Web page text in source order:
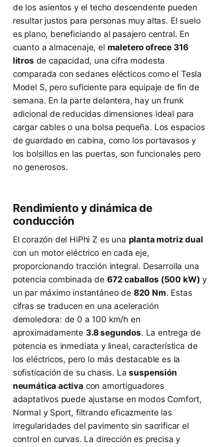
de los asientos y el techo descendente pueden
resultar justos para personas muy altas. El suelo
es plano, beneficiando al pasajero central. En
cuanto a almacenaje, el maletero ofrece 316
litros de capacidad, una cifra modesta
comparada con sedanes elécticos como el Tesla
Model S, pero suficiente para equipaje de fin de
semana. En la parte delantera, hay un frunk
adicional de reducidas dimensiones ideal para
cargar cables o una bolsa pequeña. Los espacios
de guardado en cabina, como los portavasos y
los bolsillos en las puertas, son funcionales pero
no generosos.
Rendimiento y dinámica de
conducción
El corazón del HiPhi Z es una planta motriz dual
con un motor eléctrico en cada eje,
proporcionando tracción integral. Desarrolla una
potencia combinada de 672 caballos (500 kW) y
un par máximo instantáneo de 820 Nm. Estas
cifras se traducen en una aceleración
demoledora: de 0 a 100 km/h en
aproximadamente 3.8 segundos. La entrega de
potencia es inmediata y lineal, característica de
los eléctricos, pero lo más destacable es la
sofisticación de su chasis. Lasuspensión
neumática activa con amortiguadores
adaptativos puede ajustarse en modos Comfort,
Normal y Sport, filtrando eficazmente las
irregularidades del pavimento sin sacrificar el
control en curvas. La dirección es precisa y